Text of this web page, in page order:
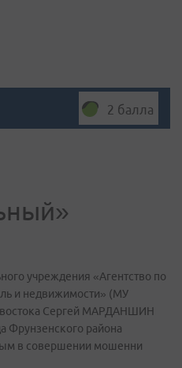
2 балла
учреждения «Агентство по
и недвижимости» (МУ
Сергей МАРДАНШИН
Фрунзенского района
в совершении мошенни